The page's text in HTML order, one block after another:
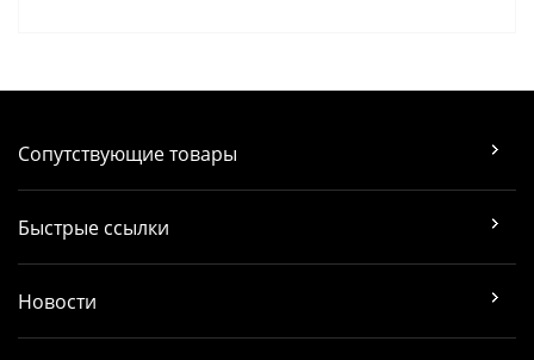
Сопутствующие товары
Быстрые ссылки
Новости